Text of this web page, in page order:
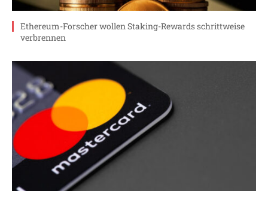
Ethereum-Forscher wollen Staking-Rewards schrittweise
verbrennen